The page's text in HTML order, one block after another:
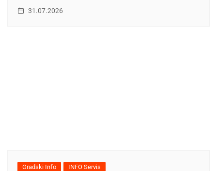
31.07.2026
Gradski Info INFO Servis